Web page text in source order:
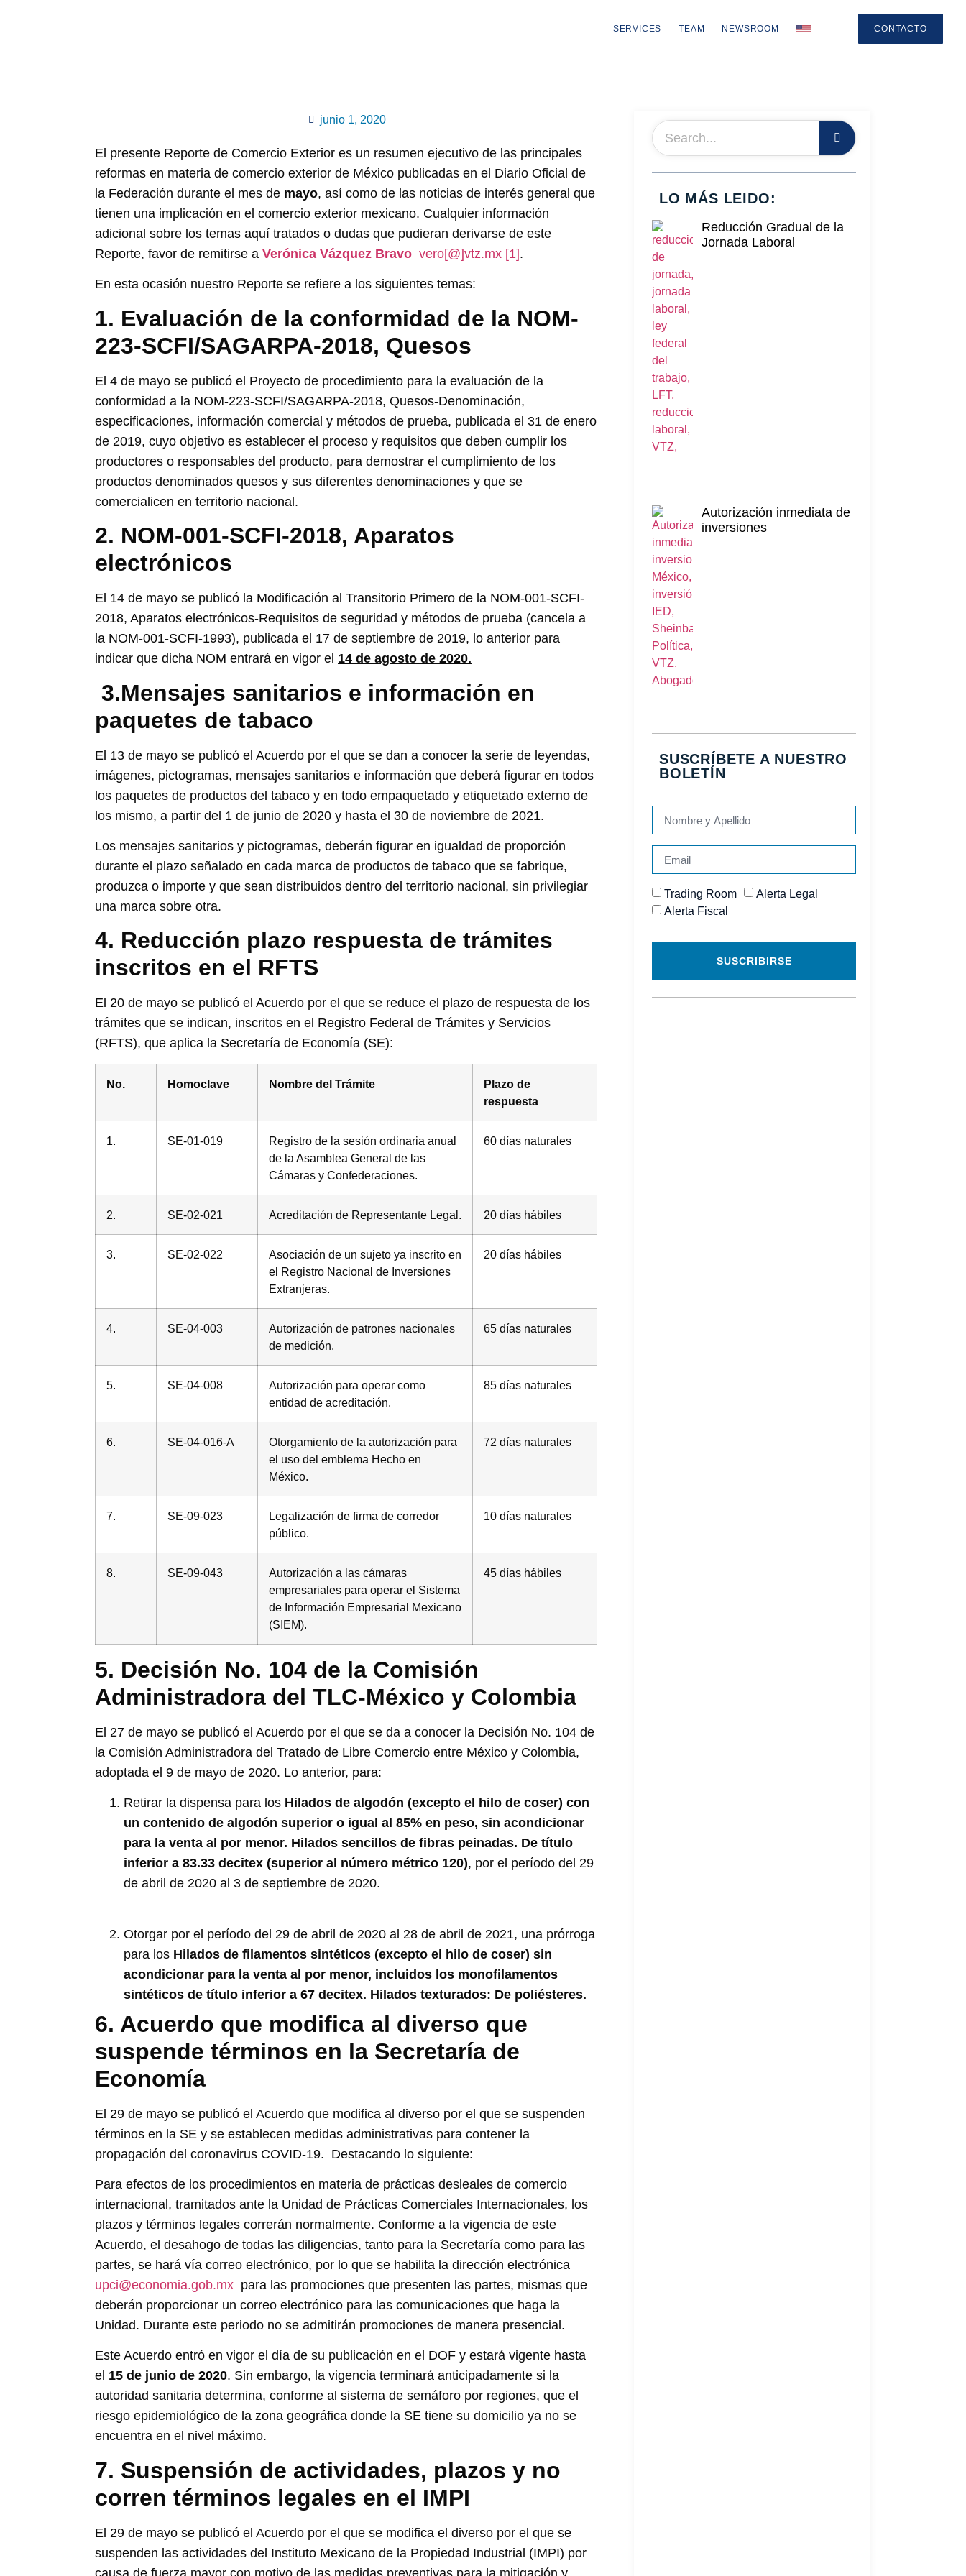
SERVICES TEAM NEWSROOM CONTACTO
junio 1, 2020
El presente Reporte de Comercio Exterior es un resumen ejecutivo de las principales
reformas en materia de comercio exterior de México publicadas en el Diario Oficial de
la Federación durante el mes de mayo, así como de las noticias de interés general que
tienen una implicación en el comercio exterior mexicano. Cualquier información
adicional sobre los temas aquí tratados o dudas que pudieran derivarse de este
Reporte, favor de remitirse a Verónica Vázquez Bravo vero[@]vtz.mx [1].
En esta ocasión nuestro Reporte se refiere a los siguientes temas:
1. Evaluación de la conformidad de la NOM-
223-SCFI/SAGARPA-2018, Quesos
El 4 de mayo se publicó el Proyecto de procedimiento para la evaluación de la
conformidad a la NOM-223-SCFI/SAGARPA-2018, Quesos-Denominación,
especificaciones, información comercial y métodos de prueba, publicada el 31 de enero
de 2019, cuyo objetivo es establecer el proceso y requisitos que deben cumplir los
productores o responsables del producto, para demostrar el cumplimiento de los
productos denominados quesos y sus diferentes denominaciones y que se
comercialicen en territorio nacional.
2. NOM-001-SCFI-2018, Aparatos
electrónicos
El 14 de mayo se publicó la Modificación al Transitorio Primero de la NOM-001-SCFI-
2018, Aparatos electrónicos-Requisitos de seguridad y métodos de prueba (cancela a
la NOM-001-SCFI-1993), publicada el 17 de septiembre de 2019, lo anterior para
indicar que dicha NOM entrará en vigor el 14 de agosto de 2020.
3.Mensajes sanitarios e información en
paquetes de tabaco
El 13 de mayo se publicó el Acuerdo por el que se dan a conocer la serie de leyendas,
imágenes, pictogramas, mensajes sanitarios e información que deberá figurar en todos
los paquetes de productos del tabaco y en todo empaquetado y etiquetado externo de
los mismo, a partir del 1 de junio de 2020 y hasta el 30 de noviembre de 2021.
Los mensajes sanitarios y pictogramas, deberán figurar en igualdad de proporción
durante el plazo señalado en cada marca de productos de tabaco que se fabrique,
produzca o importe y que sean distribuidos dentro del territorio nacional, sin privilegiar
una marca sobre otra.
4. Reducción plazo respuesta de trámites
inscritos en el RFTS
El 20 de mayo se publicó el Acuerdo por el que se reduce el plazo de respuesta de los
trámites que se indican, inscritos en el Registro Federal de Trámites y Servicios
(RFTS), que aplica la Secretaría de Economía (SE):
No. Homoclave Nombre del Trámite
Plazo de
respuesta
1. SE-01-019
Registro de la sesión ordinaria anual
de la Asamblea General de las
Cámaras y Confederaciones.
60 días naturales
2. SE-02-021 Acreditación de Representante Legal. 20 días hábiles
3. SE-02-022
Asociación de un sujeto ya inscrito en
el Registro Nacional de Inversiones
Extranjeras.
20 días hábiles
4. SE-04-003
Autorización de patrones nacionales
de medición.
65 días naturales
5. SE-04-008
Autorización para operar como
entidad de acreditación.
85 días naturales
6. SE-04-016-A
Otorgamiento de la autorización para
el uso del emblema Hecho en
México.
72 días naturales
7. SE-09-023
Legalización de firma de corredor
público.
10 días naturales
8. SE-09-043
Autorización a las cámaras
empresariales para operar el Sistema
de Información Empresarial Mexicano
(SIEM).
45 días hábiles
5. Decisión No. 104 de la Comisión
Administradora del TLC-México y Colombia
El 27 de mayo se publicó el Acuerdo por el que se da a conocer la Decisión No. 104 de
la Comisión Administradora del Tratado de Libre Comercio entre México y Colombia,
adoptada el 9 de mayo de 2020. Lo anterior, para:
Retirar la dispensa para los Hilados de algodón (excepto el hilo de coser) con
un contenido de algodón superior o igual al 85% en peso, sin acondicionar
para la venta al por menor. Hilados sencillos de fibras peinadas. De título
inferior a 83.33 decitex (superior al número métrico 120), por el período del 29
de abril de 2020 al 3 de septiembre de 2020.
Otorgar por el período del 29 de abril de 2020 al 28 de abril de 2021, una prórroga
para los Hilados de filamentos sintéticos (excepto el hilo de coser) sin
acondicionar para la venta al por menor, incluidos los monofilamentos
sintéticos de título inferior a 67 decitex. Hilados texturados: De poliésteres.
6. Acuerdo que modifica al diverso que
suspende términos en la Secretaría de
Economía
El 29 de mayo se publicó el Acuerdo que modifica al diverso por el que se suspenden
términos en la SE y se establecen medidas administrativas para contener la
propagación del coronavirus COVID-19. Destacando lo siguiente:
Para efectos de los procedimientos en materia de prácticas desleales de comercio
internacional, tramitados ante la Unidad de Prácticas Comerciales Internacionales, los
plazos y términos legales correrán normalmente. Conforme a la vigencia de este
Acuerdo, el desahogo de todas las diligencias, tanto para la Secretaría como para las
partes, se hará vía correo electrónico, por lo que se habilita la dirección electrónica
upci@economia.gob.mx para las promociones que presenten las partes, mismas que
deberán proporcionar un correo electrónico para las comunicaciones que haga la
Unidad. Durante este periodo no se admitirán promociones de manera presencial.
Este Acuerdo entró en vigor el día de su publicación en el DOF y estará vigente hasta
el 15 de junio de 2020. Sin embargo, la vigencia terminará anticipadamente si la
autoridad sanitaria determina, conforme al sistema de semáforo por regiones, que el
riesgo epidemiológico de la zona geográfica donde la SE tiene su domicilio ya no se
encuentra en el nivel máximo.
7. Suspensión de actividades, plazos y no
corren términos legales en el IMPI
El 29 de mayo se publicó el Acuerdo por el que se modifica el diverso por el que se
suspenden las actividades del Instituto Mexicano de la Propiedad Industrial (IMPI) por
causa de fuerza mayor con motivo de las medidas preventivas para la mitigación y
LO MÁS LEIDO:
Reducción Gradual de la
Jornada Laboral
Autorización inmediata de
inversiones
SUSCRÍBETE A NUESTRO
BOLETÍN
Trading Room
Alerta Legal
Alerta Fiscal
SUSCRIBIRSE